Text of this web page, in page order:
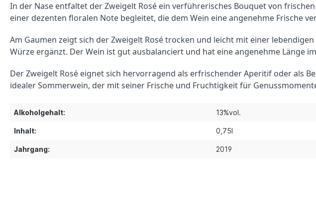
In der Nase entfaltet der Zweigelt Rosé ein verführerisches Bouquet von
einer dezenten floralen Note begleitet, die dem Wein eine angenehme Frische
Am Gaumen zeigt sich der Zweigelt Rosé trocken und leicht mit einer
Würze ergänzt. Der Wein ist gut ausbalanciert und hat eine angenehme Länge
Der Zweigelt Rosé eignet sich hervorragend als erfrischender Aperitif oder als
idealer Sommerwein, der mit seiner Frische und Fruchtigkeit für
Alkoholgehalt: 13%vol.
Inhalt: 0,75l
Jahrgang: 2019